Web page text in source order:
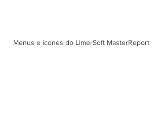
Menus e ícones do LimerSoft MasterReport